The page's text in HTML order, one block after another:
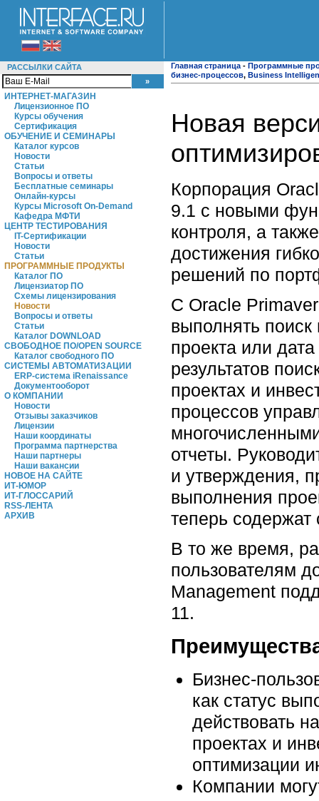
РАССЫЛКИ САЙТА
ИНТЕРНЕТ-МАГАЗИН
Лицензионное ПО
Курсы обучения
Сертификация
ОБУЧЕНИЕ И СЕМИНАРЫ
Каталог курсов
Новости
Статьи
Вопросы и ответы
Бесплатные семинары
Онлайн-курсы
Курсы Microsoft On-Demand
Кафедра МФТИ
ЦЕНТР ТЕСТИРОВАНИЯ
IT-Сертификации
Новости
Статьи
ПРОГРАММНЫЕ ПРОДУКТЫ
Каталог ПО
Лицензиатор ПО
Схемы лицензирования
Новости
Вопросы и ответы
Статьи
Каталог DOWNLOAD
СВОБОДНОЕ ПО/OPEN SOURCE
Каталог свободного ПО
СИСТЕМЫ АВТОМАТИЗАЦИИ
ERP-система iRenaissance
Документооборот
О КОМПАНИИ
Новости
Отзывы заказчиков
Лицензии
Наши координаты
Программа партнерства
Наши партнеры
Наши вакансии
НОВОЕ НА САЙТЕ
ИТ-ЮМОР
ИТ-ГЛОССАРИЙ
RSS-ЛЕНТА
АРХИВ
Главная страница - Программные
бизнес-процессов, Business
Новая
Корпорация
9.1 с новыми
контроля, а
достижения
решений по
С Oracle
выполнять поиск
проекта или
результатов
проектах и
процессов
отчеты.
и утверждения,
выполнения
теперь содержат
В то же время,
пользователям
Management
11.
Бизнес-
как статус
действовать
проектах и
оптимизации
Компании